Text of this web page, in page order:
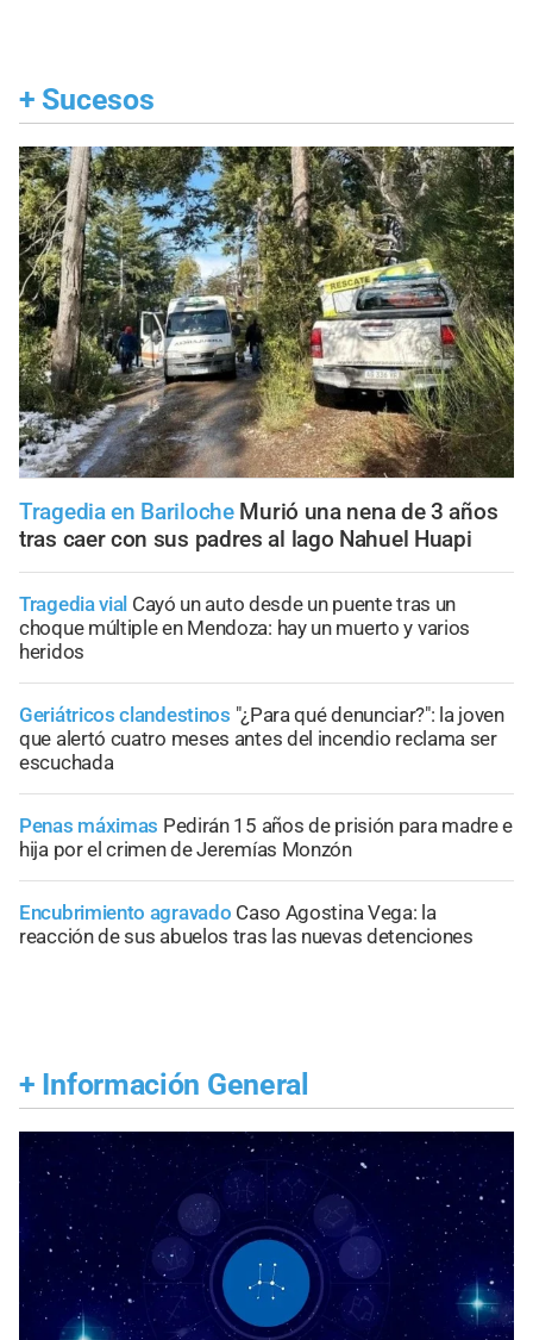
+ Sucesos
Tragedia en Bariloche Murió una nena de 3 años
tras caer con sus padres al lago Nahuel Huapi
Tragedia vial Cayó un auto desde un puente tras un
choque múltiple en Mendoza: hay un muerto y varios
heridos
Geriátricos clandestinos "¿Para qué denunciar?": la joven
que alertó cuatro meses antes del incendio reclama ser
escuchada
Penas máximas Pedirán 15 años de prisión para madre e
hija por el crimen de Jeremías Monzón
Encubrimiento agravado Caso Agostina Vega: la
reacción de sus abuelos tras las nuevas detenciones
+ Información General